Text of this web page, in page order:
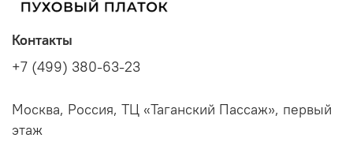
Контакты
+7 (499) 380-63-23
Москва, Россия, ТЦ «Таганский Пассаж», первый
этаж